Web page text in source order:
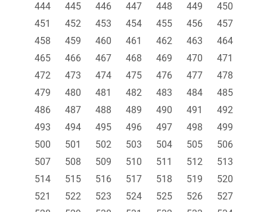
444
445 446 447 448 449
450
451
452 453 454 455 456
457
458
459 460 461 462 463
464
465
466 467 468 469 470
471
472
473 474 475 476 477
478
479
480 481 482 483 484
485
486
487 488 489 490 491
492
493
494 495 496 497 498
499
500
501 502 503 504 505
506
507
508 509 510 511 512
513
514
515 516 517 518 519
520
521
522 523 524 525 526
527